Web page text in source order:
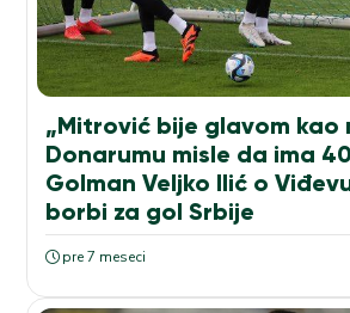
„Mitrović bije glavom kao
Donarumu misle da ima
Golman Veljko Ilić o
borbi za gol Srbije
pre 7 meseci